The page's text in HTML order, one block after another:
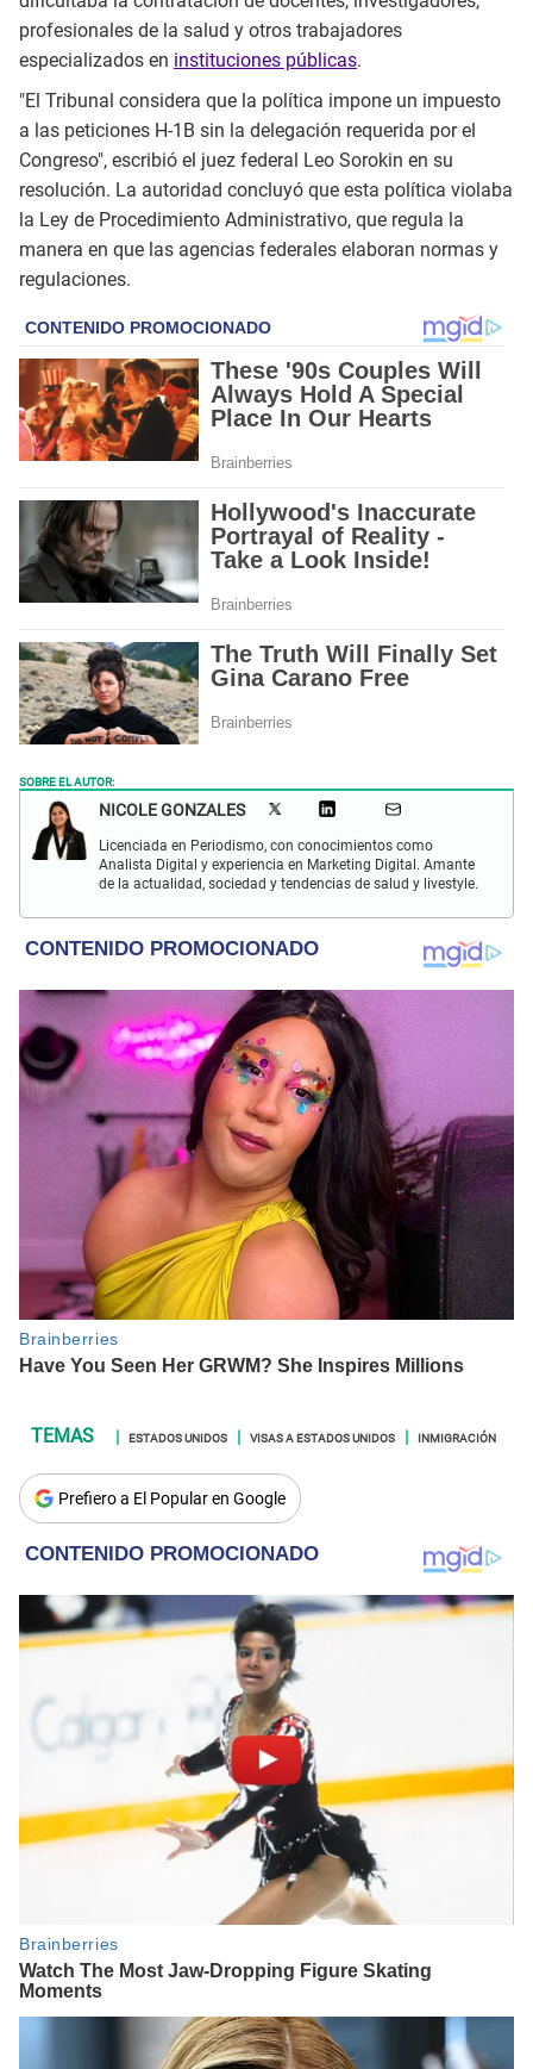
profesionales de la salud y otros trabajadores
especializados en instituciones públicas.
"El Tribunal considera que la política impone un impuesto
a las peticiones H-1B sin la delegación requerida por el
Congreso", escribió el juez federal Leo Sorokin en su
resolución. La autoridad concluyó que esta política violaba
la Ley de Procedimiento Administrativo, que regula la
manera en que las agencias federales elaboran normas y
regulaciones.
SOBRE EL AUTOR:
NICOLE GONZALES
Licenciada en Periodismo, con conocimientos como
Analista Digital y experiencia en Marketing Digital. Amante
de la actualidad, sociedad y tendencias de salud y livestyle.
ESTADOS UNIDOS VISAS A ESTADOS UNIDOS INMIGRACIÓN
Prefiero a El Popular en Google